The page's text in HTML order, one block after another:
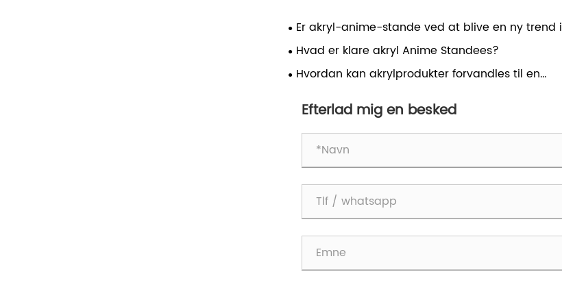
Er akryl-anime-stande ved at blive en ny trend i
karaktervisning?
Hvad er klare akryl Anime Standees?
Hvordan kan akrylprodukter forvandles til en
Efterlad mig en besked